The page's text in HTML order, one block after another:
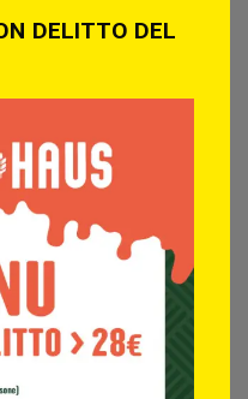
DELITTO DEL